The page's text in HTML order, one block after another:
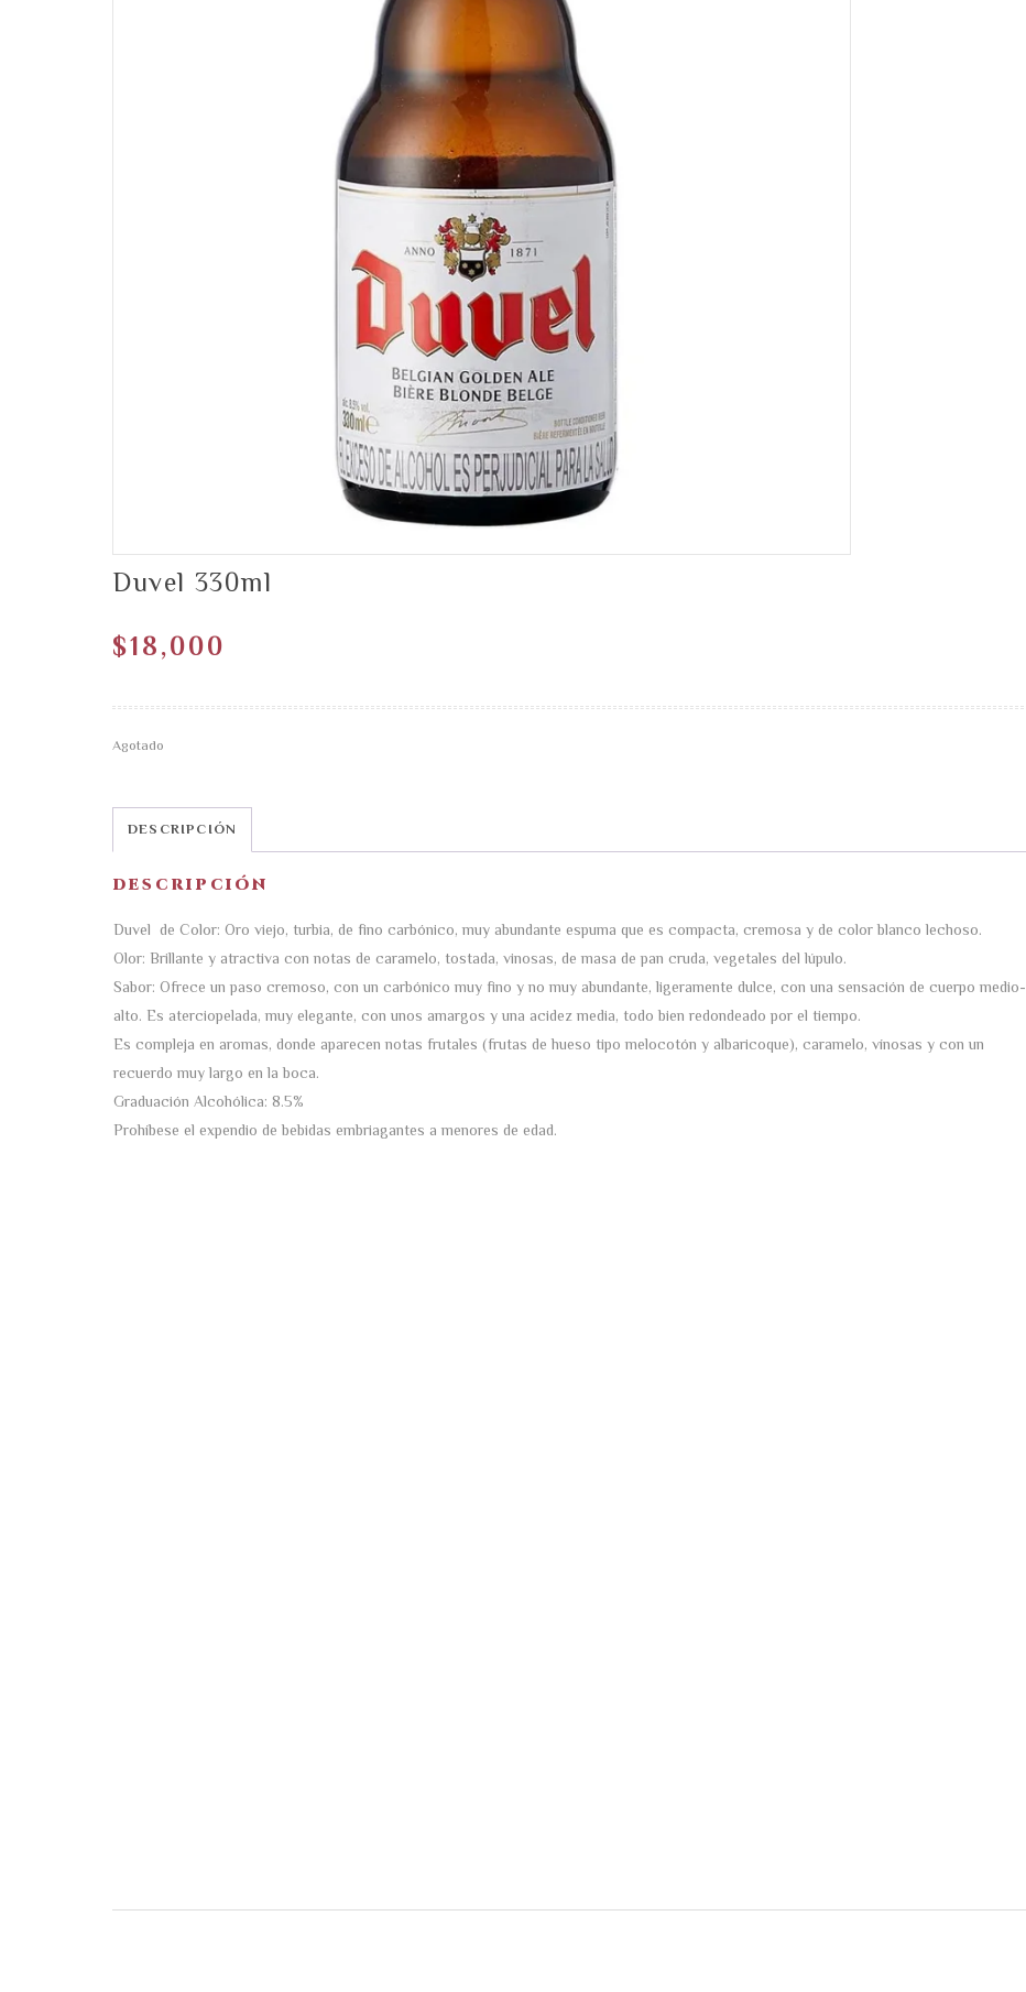
Duvel 330ml
$18,000
Agotado
DESCRIPCIÓN
DESCRIPCIÓN
Duvel de Color: Oro viejo, turbia, de fino carbónico, muy abundante espuma que es compacta, cremosa y de color blanco lechoso.
Olor: Brillante y atractiva con notas de caramelo, tostada, vinosas, de masa de pan cruda, vegetales del lúpulo.
Sabor: Ofrece un paso cremoso, con un carbónico muy fino y no muy abundante, ligeramente dulce, con una sensación de cuerpo medio-
alto. Es aterciopelada, muy elegante, con unos amargos y una acidez media, todo bien redondeado por el tiempo.
Es compleja en aromas, donde aparecen notas frutales (frutas de hueso tipo melocotón y albaricoque), caramelo, vínosas y con un
recuerdo muy largo en la boca.
Graduación Alcohólica: 8.5%
Prohíbese el expendio de bebidas embriagantes a menores de edad.